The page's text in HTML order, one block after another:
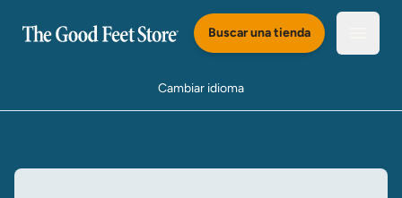
Buscar una tienda
Cambiar idioma